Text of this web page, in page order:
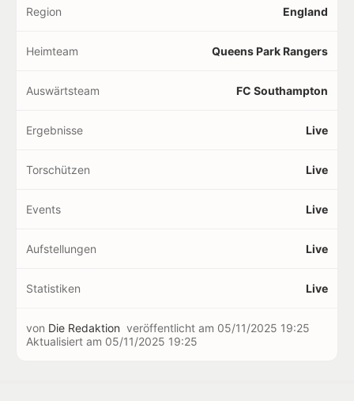
Region England
Heimteam Queens Park Rangers
Auswärtsteam FC Southampton
Ergebnisse Live
Torschützen Live
Events Live
Aufstellungen Live
Statistiken Live
von Die Redaktion veröffentlicht am 05/11/2025 19:25
Aktualisiert am 05/11/2025 19:25